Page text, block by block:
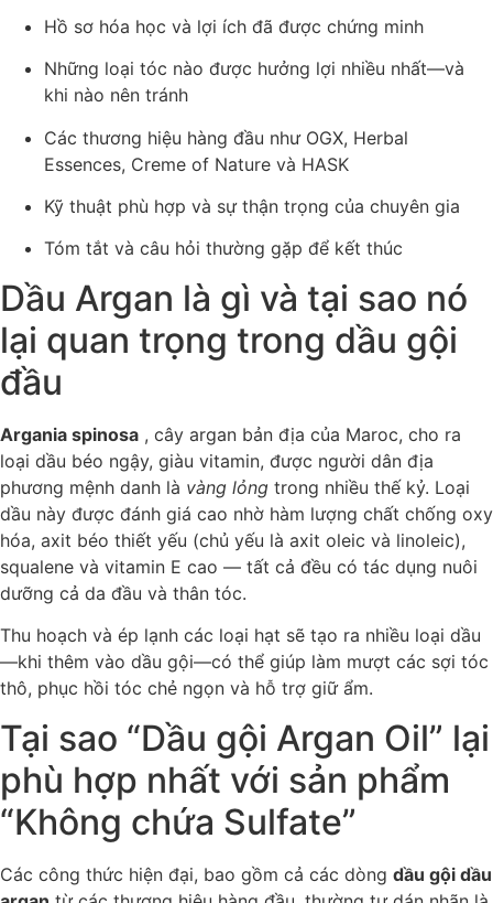
Hồ sơ hóa học và lợi ích đã được chứng minh
Những loại tóc nào được hưởng lợi nhiều nhất—và
khi nào nên tránh
Các thương hiệu hàng đầu như OGX, Herbal
Essences, Creme of Nature và HASK
Kỹ thuật phù hợp và sự thận trọng của chuyên gia
Tóm tắt và câu hỏi thường gặp để kết thúc
Dầu Argan là gì và tại sao nó
lại quan trọng trong dầu gội
đầu
Argania spinosa , cây argan bản địa của Maroc, cho ra
loại dầu béo ngậy, giàu vitamin, được người dân địa
phương mệnh danh là vàng lỏng trong nhiều thế kỷ. Loại
dầu này được đánh giá cao nhờ hàm lượng chất chống oxy
hóa, axit béo thiết yếu (chủ yếu là axit oleic và linoleic),
squalene và vitamin E cao — tất cả đều có tác dụng nuôi
dưỡng cả da đầu và thân tóc.
Thu hoạch và ép lạnh các loại hạt sẽ tạo ra nhiều loại dầu
—khi thêm vào dầu gội—có thể giúp làm mượt các sợi tóc
thô, phục hồi tóc chẻ ngọn và hỗ trợ giữ ẩm.
Tại sao “Dầu gội Argan Oil” lại
phù hợp nhất với sản phẩm
“Không chứa Sulfate”
Các công thức hiện đại, bao gồm cả các dòng dầu gội dầu